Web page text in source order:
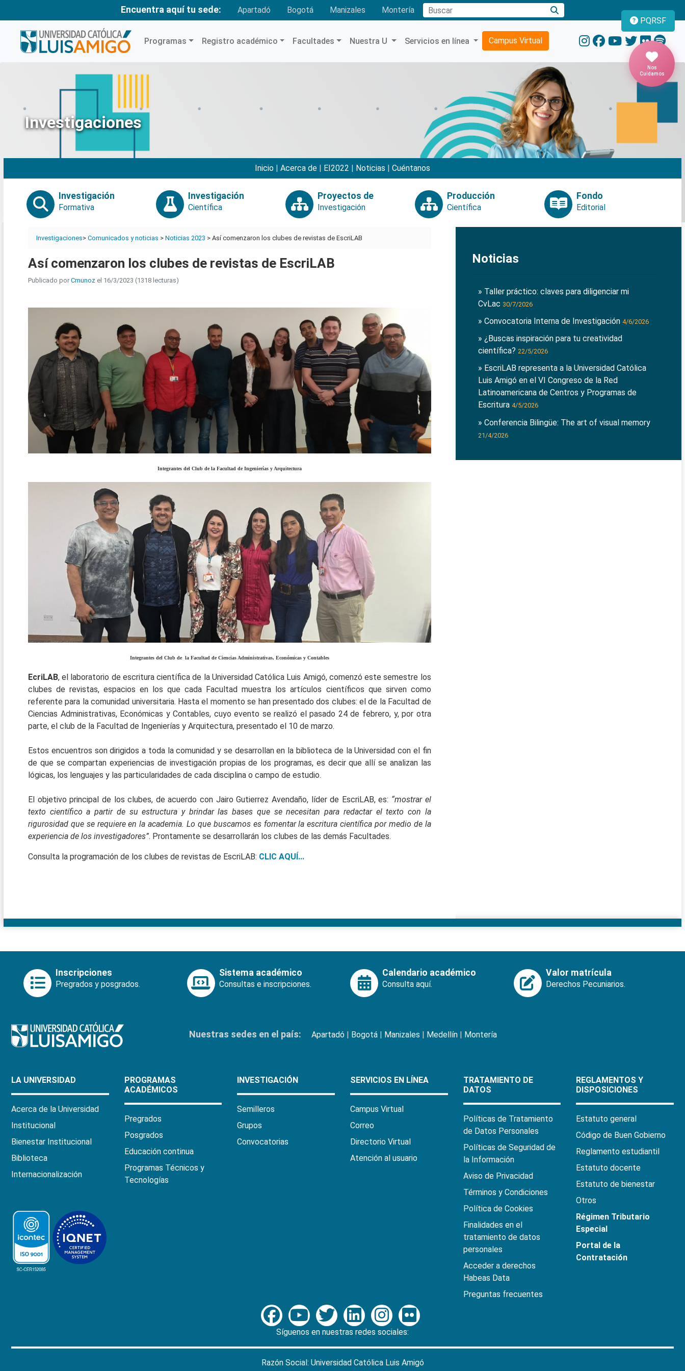
Encuentra aquí tu sede: Apartadó Bogotá Manizales MonteríaBuscar
Programas Registro académico Facultades Nuestra U Servicios en línea Campus Virtual
PQRSF
Nos
Cuidamos
Investigaciones
Inicio Acerca de EI2022 Noticias Cuéntanos
Investigación
Formativa
Investigación
Científica
Proyectos de
Investigación
Producción
Científica
Fondo
Editorial
Investigaciones> Comunicados y noticias > Noticias 2023 > Así comenzaron los clubes de revistas de EscriLAB
Así comenzaron los clubes de revistas de EscriLAB
Publicado por Cmunoz el 16/3/2023 (1318 lecturas)
Integrantes del Club de la Facultad de Ingenierías y Arquitectura
Integrantes del Club de la Facultad de Ciencias Administrativas, Económicas y Contables
EcriLAB, el laboratorio de escritura científica de la Universidad Católica Luis Amigó, comenzó este semestre los
clubes de revistas, espacios en los que cada Facultad muestra los artículos científicos que sirven como
referente para la comunidad universitaria. Hasta el momento se han presentado dos clubes: el de la Facultad de
Ciencias Administrativas, Económicas y Contables, cuyo evento se realizó el pasado 24 de febrero, y, por otra
parte, el club de la Facultad de Ingenierías y Arquitectura, presentado el 10 de marzo.
Estos encuentros son dirigidos a toda la comunidad y se desarrollan en la biblioteca de la Universidad con el fin
de que se compartan experiencias de investigación propias de los programas, es decir que allí se analizan las
lógicas, los lenguajes y las particularidades de cada disciplina o campo de estudio.
El objetivo principal de los clubes, de acuerdo con Jairo Gutierrez Avendaño, líder de EscriLAB, es: “mostrar el
texto científico a partir de su estructura y brindar las bases que se necesitan para redactar el texto con la
rigurosidad que se requiere en la academia. Lo que buscamos es fomentar la escritura científica por medio de la
experiencia de los investigadores”. Prontamente se desarrollarán los clubes de las demás Facultades.
Consulta la programación de los clubes de revistas de EscriLAB: CLIC AQUÍ...
Noticias
» Taller práctico: claves para diligenciar mi
CvLac 30/7/2026
» Convocatoria Interna de Investigación 4/6/2026
» ¿Buscas inspiración para tu creatividad
científica? 22/5/2026
» EscriLAB representa a la Universidad Católica
Luis Amigó en el VI Congreso de la Red
Latinoamericana de Centros y Programas de
Escritura 4/5/2026
» Conferencia Bilingüe: The art of visual memory
21/4/2026
Inscripciones
Pregrados y posgrados.
Sistema académico
Consultas e inscripciones.
Calendario académico
Consulta aquí.
Valor matrícula
Derechos Pecuniarios.
Nuestras sedes en el país: Apartadó| Bogotá| Manizales | Medellín| Montería
LA UNIVERSIDAD
Acerca de la Universidad
Institucional
Bienestar Institucional
Biblioteca
Internacionalización
PROGRAMAS
ACADÉMICOS
Pregrados
Posgrados
Educación continua
Programas Técnicos y
Tecnologías
INVESTIGACIÓN
Semilleros
Grupos
Convocatorias
SERVICIOS EN LÍNEA
Campus Virtual
Correo
Directorio Virtual
Atención al usuario
TRATAMIENTO DE
DATOS
Políticas de Tratamiento
de Datos Personales
Políticas de Seguridad de
la Información
Aviso de Privacidad
Términos y Condiciones
Política de Cookies
Finalidades en el
tratamiento de datos
personales
Acceder a derechos
Habeas Data
Preguntas frecuentes
REGLAMENTOS Y
DISPOSICIONES
Estatuto general
Código de Buen Gobierno
Reglamento estudiantil
Estatuto docente
Estatuto de bienestar
Otros
Régimen Tributario
Especial
Portal de la
Contratación
Síguenos en nuestras redes sociales:
Razón Social: Universidad Católica Luis Amigó